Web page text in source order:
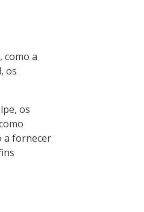
como a
os
os
a fornecer